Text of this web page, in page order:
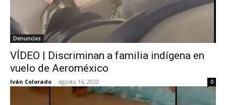
Denuncias
VÍDEO | Discriminan a familia indígena en
vuelo de Aeroméxico
Iván Colorado - agosto 16, 2022 0